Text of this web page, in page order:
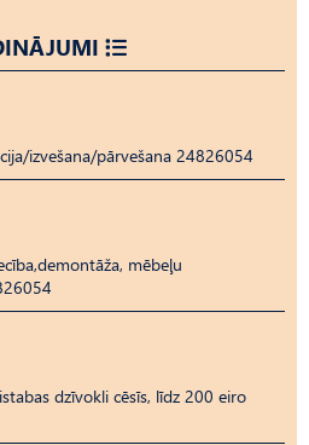
izvešana/pārvešana 24826054
mēbeļu
dzīvokli cēsīs, līdz 200 eiro